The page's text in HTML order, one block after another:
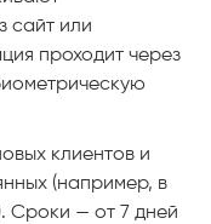
сайт или
проходит через
клиентов и
(например, в
Сроки — от 7 дней